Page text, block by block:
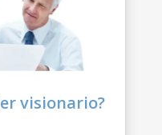
visionario?